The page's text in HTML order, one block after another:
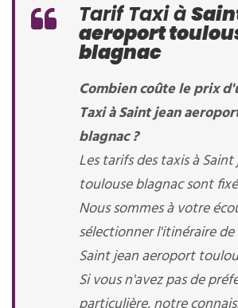
Tarif Taxi à
aeroport
blagnac
Combien coûte le prix
Taxi à Saint jean
blagnac ?
Les tarifs des taxis à
toulouse blagnac sont
Nous sommes à votre
sélectionner l'itinéraire
Saint jean aeroport
Si vous n'avez pas de